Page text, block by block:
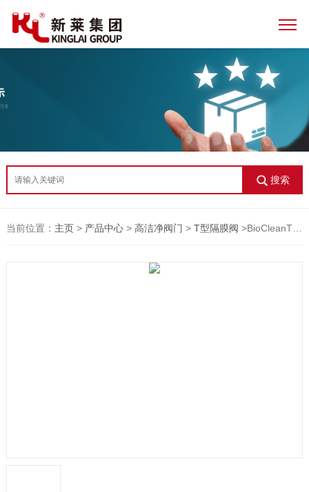
搜索
当前位置： 主页> 产品中心> 高洁净阀门 > T型隔膜阀 >BioCleanT型无菌隔膜阀